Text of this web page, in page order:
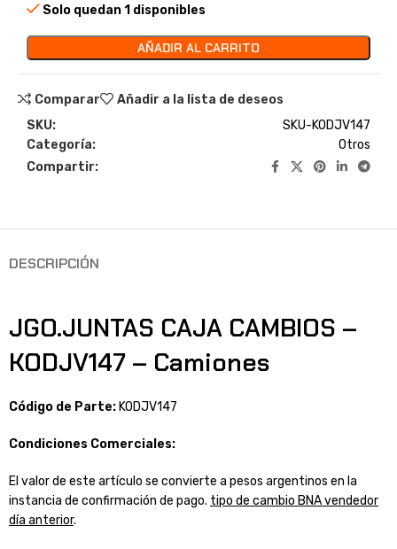
Solo quedan 1 disponibles
AÑADIR AL CARRITO
Comparar
Añadir a la lista de deseos
SKU:
SKU-KODJV147
Categoría:
Otros
Compartir:
DESCRIPCIÓN
JGO.JUNTAS CAJA CAMBIOS –
KODJV147 – Camiones
Código de Parte: KODJV147
Condiciones Comerciales:
El valor de este artículo se convierte a pesos argentinos en la
instancia de confirmación de pago. tipo de cambio BNA vendedor
día anterior.